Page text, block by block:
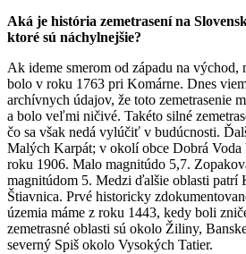
Aká je história zemetrasení na
ktoré sú náchylnejšie?
Ak ideme smerom od západu na východ,
bolo v roku 1763 pri Komárne. Dnes
archívnych údajov, že toto zemetrasenie
a bolo veľmi ničivé. Takéto silné
čo sa však nedá vylúčiť v budúcnosti.
Malých Karpát; v okolí obce Dobrá Voda
roku 1906. Malo magnitúdo 5,7.
magnitúdom 5. Medzi ďalšie oblasti patrí
Štiavnica. Prvé historicky
územia máme z roku 1443, kedy boli
zemetrasné oblasti sú okolo Žiliny,
severný Spiš okolo Vysokých Tatier.